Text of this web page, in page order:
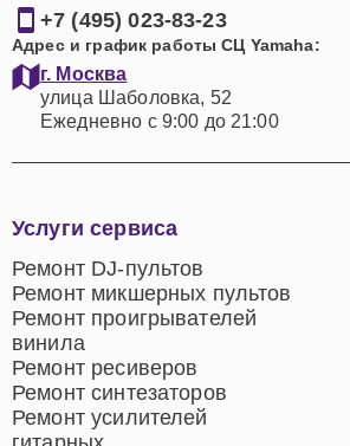
+7 (495) 023-83-23
Адрес и график работы СЦ Yamaha:
г. Москва
улица Шаболовка, 52
Ежедневно с 9:00 до 21:00
Услуги сервиса
Ремонт DJ-пультов
Ремонт микшерных пультов
Ремонт проигрывателей
винила
Ремонт ресиверов
Ремонт синтезаторов
Ремонт усилителей